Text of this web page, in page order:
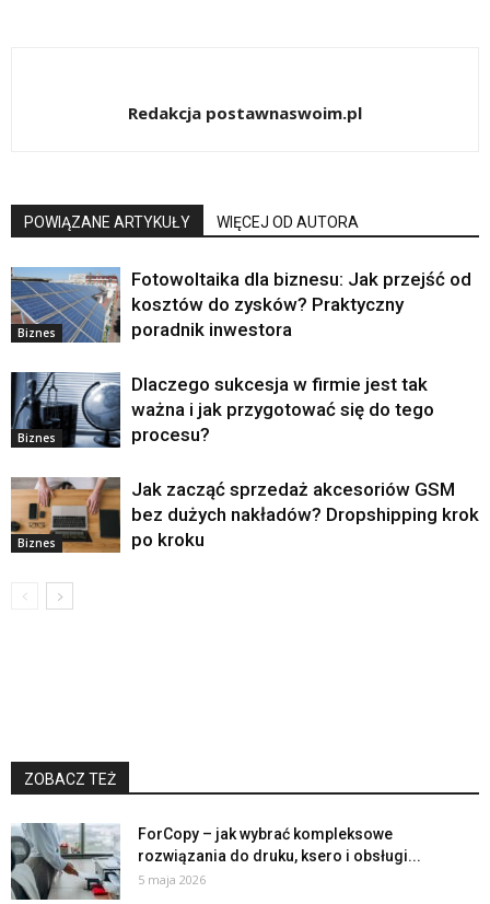
Redakcja postawnaswoim.pl
POWIĄZANE ARTYKUŁY WIĘCEJ OD AUTORA
Biznes
Fotowoltaika dla biznesu: Jak przejść od
kosztów do zysków? Praktyczny
poradnik inwestora
Biznes
Dlaczego sukcesja w firmie jest tak
ważna i jak przygotować się do tego
procesu?
Biznes
Jak zacząć sprzedaż akcesoriów GSM
bez dużych nakładów? Dropshipping krok
po kroku
ZOBACZ TEŻ
ForCopy – jak wybrać kompleksowe
rozwiązania do druku, ksero i obsługi...
5 maja 2026